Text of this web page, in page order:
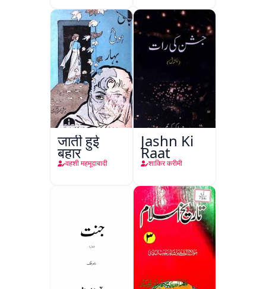
जाती हुई
बहार
वहशी महमूदाबादी
Jashn Ki
Raat
शाकिर करीमी